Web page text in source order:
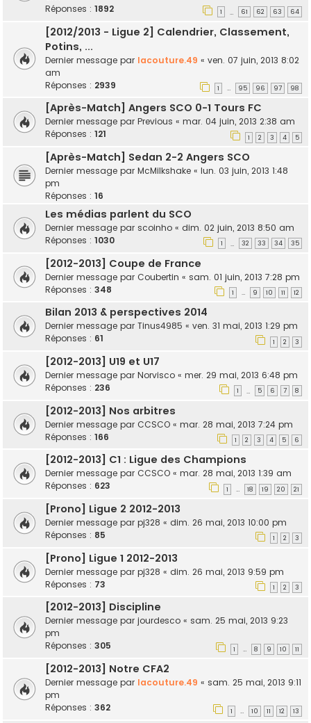
Réponses : 1892 1 … 61 62 63 64
[2012/2013 - Ligue 2] Calendrier, Classement,
Potins, ...
Dernier message par lacouture.49 « ven. 07 juin, 2013 8:02
am
Réponses : 2939 1 … 95 96 97 98
[Après-Match] Angers SCO 0-1 Tours FC
Dernier message par Previous « mar. 04 juin, 2013 2:38 am
Réponses : 121 1 2 3 4 5
[Après-Match] Sedan 2-2 Angers SCO
Dernier message par McMilkshake « lun. 03 juin, 2013 1:48
pm
Réponses : 16
Les médias parlent du SCO
Dernier message par scoinho « dim. 02 juin, 2013 8:50 am
Réponses : 1030 1 … 32 33 34 35
[2012-2013] Coupe de France
Dernier message par Coubertin « sam. 01 juin, 2013 7:28 pm
Réponses : 348 1 … 9 10 11 12
Bilan 2013 & perspectives 2014
Dernier message par Tinus4985 « ven. 31 mai, 2013 1:29 pm
Réponses : 61 1 2 3
[2012-2013] U19 et U17
Dernier message par Norvisco « mer. 29 mai, 2013 6:48 pm
Réponses : 236 1 … 5 6 7 8
[2012-2013] Nos arbitres
Dernier message par CCSCO « mar. 28 mai, 2013 7:24 pm
Réponses : 166 1 2 3 4 5 6
[2012-2013] C1 : Ligue des Champions
Dernier message par CCSCO « mar. 28 mai, 2013 1:39 am
Réponses : 623 1 … 18 19 20 21
[Prono] Ligue 2 2012-2013
Dernier message par pj328 « dim. 26 mai, 2013 10:00 pm
Réponses : 85 1 2 3
[Prono] Ligue 1 2012-2013
Dernier message par pj328 « dim. 26 mai, 2013 9:59 pm
Réponses : 73 1 2 3
[2012-2013] Discipline
Dernier message par jourdesco « sam. 25 mai, 2013 9:23
pm
Réponses : 305 1 … 8 9 10 11
[2012-2013] Notre CFA2
Dernier message par lacouture.49 « sam. 25 mai, 2013 9:11
pm
Réponses : 362 1 … 10 11 12 13